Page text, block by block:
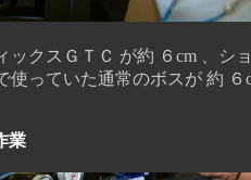
スＧＴＣ が約 ６cm 、ショ
っていた通常のボスが 約 ６
業